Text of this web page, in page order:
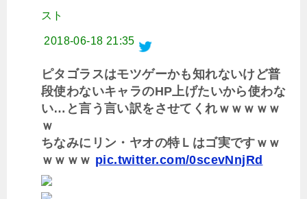
スト
2018-06-18 21:35
ピタゴラスはモツゲーかも知れないけど普
段使わないキャラのHP上げたいから使わな
い…と言う言い訳をさせてくれｗｗｗｗｗ
ｗ
ちなみにリン・ヤオの特Ｌはゴ実ですｗｗ
ｗｗｗｗ pic.twitter.com/0scevNnjRd